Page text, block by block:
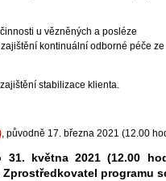
u vězněných a posléze
kontinuální odborné péče ze
stabilizace klienta.
, původně 17. března 2021 (12.00
května 2021 (12.00
programu